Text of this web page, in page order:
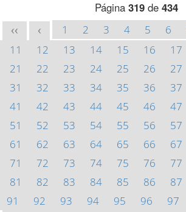
Página 319de 434
<< < 1 2 3 4 5 6
11
12 13 14 15 16 17
21
22 23 24 25 26 27
31
32 33 34 35 36 37
41
42 43 44 45 46 47
51
52 53 54 55 56 57
61
62 63 64 65 66 67
71
72 73 74 75 76 77
81
82 83 84 85 86 87
91
92 93 94 95 96 97